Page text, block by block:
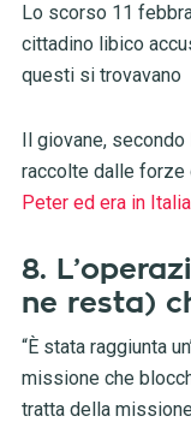
Lo scorso 11
cittadino libico
questi si trovavano
Il giovane,
raccolte dalle forze
Peter ed era in
8.
ne resta)
“È stata raggiunta
missione che
tratta della